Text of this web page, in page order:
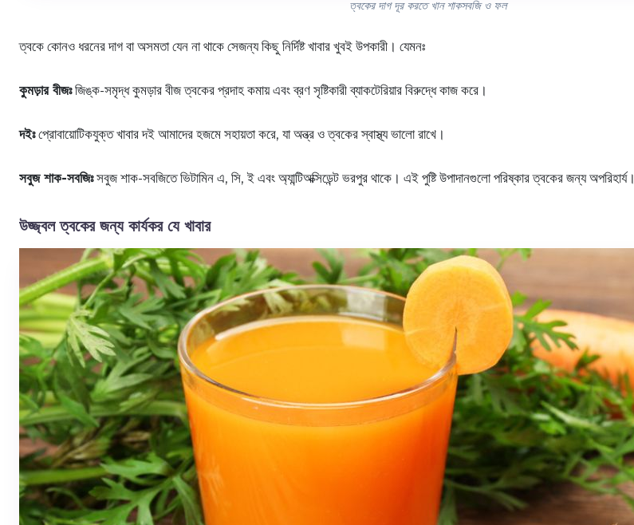
ত্বকের দাগ দূর করতে খান শাকসবজি ও ফল
ত্বকে কোনও ধরনের দাগ বা অসমতা যেন না থাকে সেজন্য কিছু নির্দিষ্ট খাবার খুবই উপকারী। যেমনঃ
কুমড়ার বীজঃজিঙ্ক-সমৃদ্ধ কুমড়ার বীজ ত্বকের প্রদাহ কমায় এবং ব্রণ সৃষ্টিকারী ব্যাকটেরিয়ার বিরুদ্ধে কাজ করে।
দইঃপ্রোবায়োটিকযুক্ত খাবার দই আমাদের হজমে সহায়তা করে, যা অন্ত্র ও ত্বকের স্বাস্থ্য ভালো রাখে।
সবুজ শাক-সবজিঃসবুজ শাক-সবজিতে ভিটামিন এ, সি, ই এবং অ্যান্টিঅক্সিডেন্ট ভরপুর থাকে। এই পুষ্টি উপাদানগুলো পরিষ্কার ত্বকের জন্য অপরিহার্য।
উজ্জ্বল ত্বকের জন্য কার্যকর যে খাবার